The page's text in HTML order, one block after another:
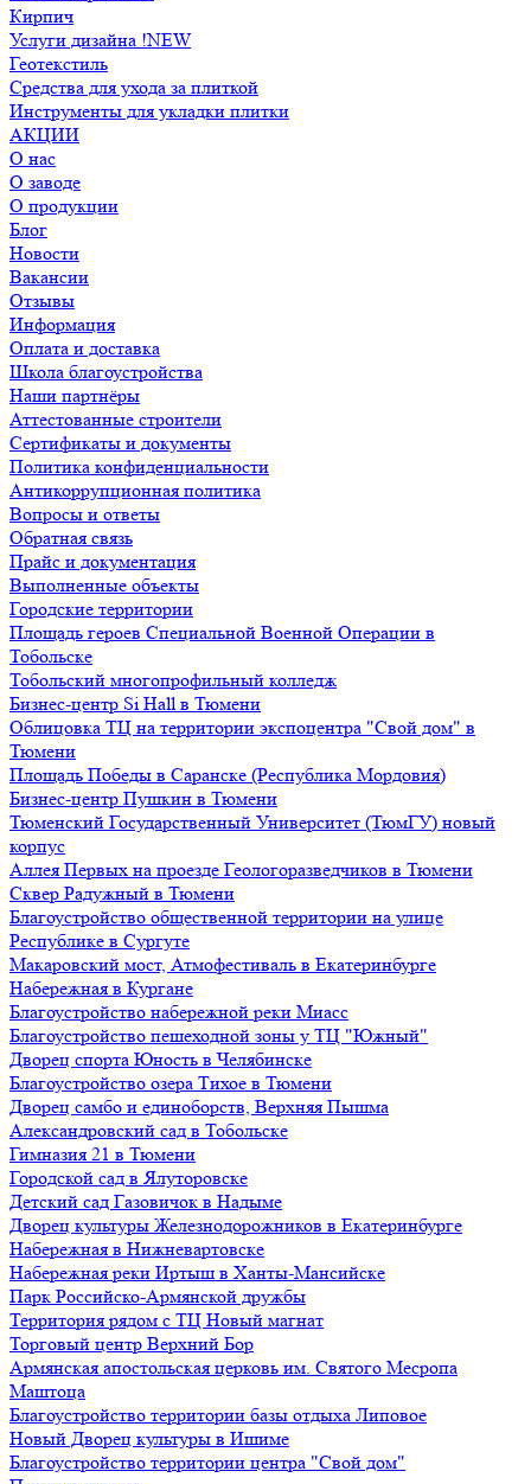
Кирпич
Услуги дизайна !NEW
Геотекстиль
Средства для ухода за плиткой
Инструменты для укладки плитки
АКЦИИ
О нас
О заводе
О продукции
Блог
Новости
Вакансии
Отзывы
Информация
Оплата и доставка
Школа благоустройства
Наши партнёры
Аттестованные строители
Сертификаты и документы
Политика конфиденциальности
Антикоррупционная политика
Вопросы и ответы
Обратная связь
Прайс и документация
Выполненные объекты
Городские территории
Площадь героев Специальной Военной Операции в
Тобольске
Тобольский многопрофильный колледж
Бизнес-центр Si Hall в Тюмени
Облицовка ТЦ на территории экспоцентра "Свой дом" в
Тюмени
Площадь Победы в Саранске (Республика Мордовия)
Бизнес-центр Пушкин в Тюмени
Тюменский Государственный Университет (ТюмГУ) новый
корпус
Аллея Первых на проезде Геологоразведчиков в Тюмени
Сквер Радужный в Тюмени
Благоустройство общественной территории на улице
Республике в Сургуте
Макаровский мост, Атмофестиваль в Екатеринбурге
Набережная в Кургане
Благоустройство набережной реки Миасс
Благоустройство пешеходной зоны у ТЦ "Южный"
Дворец спорта Юность в Челябинске
Благоустройство озера Тихое в Тюмени
Дворец самбо и единоборств, Верхняя Пышма
Александровский сад в Тобольске
Гимназия 21 в Тюмени
Городской сад в Ялуторовске
Детский сад Газовичок в Надыме
Дворец культуры Железнодорожников в Екатеринбурге
Набережная в Нижневартовске
Набережная реки Иртыш в Ханты-Мансийске
Парк Российско-Армянской дружбы
Территория рядом с ТЦ Новый магнат
Торговый центр Верхний Бор
Армянская апостольская церковь им. Святого Месропа
Маштоца
Благоустройство территории базы отдыха Липовое
Нoвый Двoрeц культуры в Ишимe
Благоустройство территории центра "Свой дом"